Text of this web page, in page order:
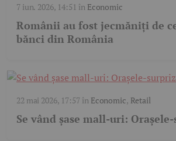
7 iun. 2026, 14:51 în Economic
Românii au fost jecmăniți de
bănci din România
22 mai 2026, 17:57în Economic, Retail
Se vând șase mall-uri: